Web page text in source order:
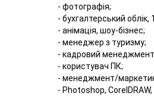
- фотографія;
- бухгалтерський облік,
- анімація, шоу-бізнес;
- менеджер з туризму;
- кадровий
- користувач ПК;
- менеджмент/
- Photoshop,